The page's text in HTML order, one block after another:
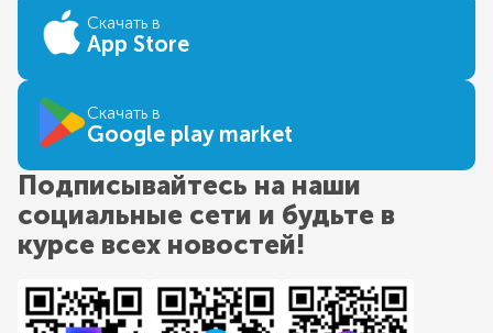
Скачать в
App Store
Скачать в
Google play market
Подписывайтесь на наши
социальные сети и будьте в
курсе всех новостей!